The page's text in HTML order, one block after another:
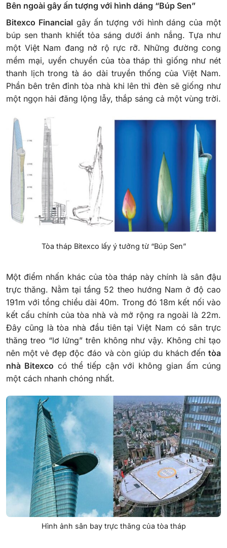
Bên ngoài gây ấn tượng với hình dáng “Búp Sen”
Bitexco Financialgây ấn tượng với hình dáng của một
búp sen thanh khiết tỏa sáng dưới ánh nắng. Tựa như
một Việt Nam đang nở rộ rực rỡ. Những đường cong
mềm mại, uyển chuyển của tòa tháp thì giống như nét
thanh lịch trong tà áo dài truyền thống của Việt Nam.
Phần bên trên đỉnh tòa nhà khi lên thì đèn sẽ giống như
một ngọn hải đăng lộng lẫy, thắp sáng cả một vùng trời.
Tòa tháp Bitexco lấy ý tưởng từ “Búp Sen”
Một điểm nhấn khác của tòa tháp này chính là sân đậu
trực thăng. Nằm tại tầng 52 theo hướng Nam ở độ cao
191m với tổng chiều dài 40m. Trong đó 18m kết nối vào
kết cấu chính của tòa nhà và mở rộng ra ngoài là 22m.
Đây cũng là tòa nhà đầu tiên tại Việt Nam có sân trực
thăng treo “lơ lửng” trên không như vậy. Không chỉ tạo
nên một vẻ đẹp độc đáo và còn giúp du khách đến tòa
nhà Bitexco có thể tiếp cận với không gian ấm cúng
một cách nhanh chóng nhất.
Hình ảnh sân bay trực thăng của tòa tháp